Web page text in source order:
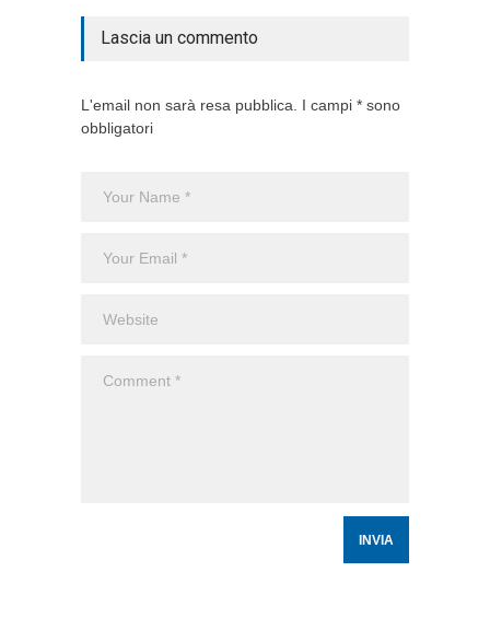
Lascia un commento
L'email non sarà resa pubblica. I campi * sono
obbligatori